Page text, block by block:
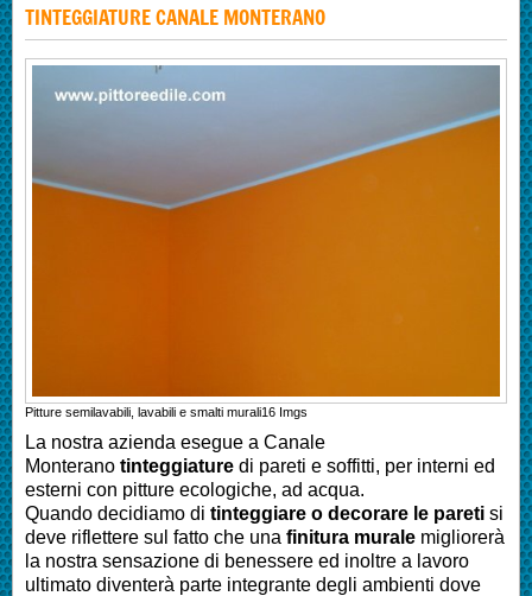
TINTEGGIATURE CANALE MONTERANO
Pitture semilavabili, lavabili e smalti murali16 Imgs
La nostra azienda esegue a Canale
Monterano tinteggiature di pareti e soffitti, per interni ed
esterni con pitture ecologiche, ad acqua.
Quando decidiamo di tinteggiare o decorare le pareti si
deve riflettere sul fatto che una finitura murale migliorerà
la nostra sensazione di benessere ed inoltre a lavoro
ultimato diventerà parte integrante degli ambienti dove